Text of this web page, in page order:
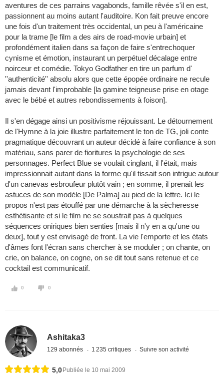
aventures de ces parrains vagabonds, famille rêvée s'il en est,
passionnent au moins autant l'auditoire. Kon fait preuve encore
une fois d'un traitement très occidental, un peu à l'américaine
pour la trame [le film a des airs de road-movie urbain] et
profondément italien dans sa façon de faire s'entrechoquer
cynisme et émotion, instaurant un perpétuel décalage entre
noirceur et comédie. Tokyo Godfather en tire un parfum d'
''authenticité'' absolu alors que cette épopée ordinaire ne recule
jamais devant l'improbable [la gamine teigneuse prise en otage
avec le bébé et autres rebondissements à foison].
Il s'en dégage ainsi un positivisme réjouissant. Le détournement
de l'Hymne à la joie illustre parfaitement le ton de TG, joli conte
pragmatique découvrant un auteur décidé à faire confiance à son
matériau, sans parer de fioritures la psychologie de ses
personnages. Perfect Blue se voulait cinglant, il l'était, mais
impressionnait autant dans la forme qu'il tissait son intrigue autour
d'un canevas esbroufeur plutôt vain ; en somme, il prenait les
astuces de son modèle [De Palma] au pied de la lettre. Ici le
propos n'est pas étouffé par une démarche à la sècheresse
esthétisante et si le film ne se soustrait pas à quelques
séquences oniriques bien senties [mais il n'y en a qu'une ou
deux], tout y est envisagé de front. La vie l'emporte et les états
d'âmes font l'écran sans chercher à se moduler ; on chante, on
crie, on balance, on cogne, on se dit tout sans retenue et ce
cocktail est communicatif.
0 0
Ashitaka3
129 abonnés 1 235 critiques Suivre son activité
5,0 Publiée le 10 mai 2009